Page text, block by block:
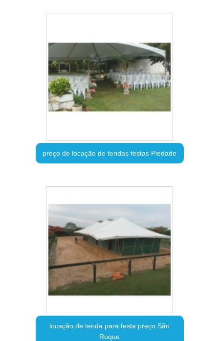
preço de locação de tendas festas Piedade
locação de tenda para festa preço São
Roque